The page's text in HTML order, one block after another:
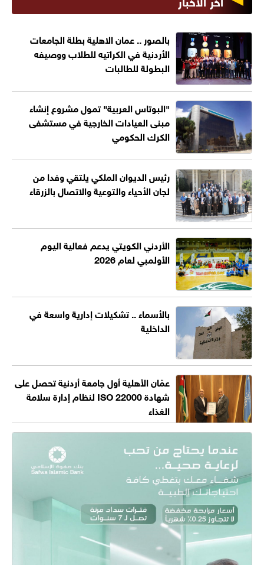
بالصور .. عمان الاهلية بطلة الجامعات
الأردنية في الكراتيه للطلاب ووصيفه
البطولة للطالبات
"البوتاس العربية" تمول مشروع إنشاء
مبنى العيادات الخارجية في مستشفى
الكرك الحكومي
رئيس الديوان الملكي يلتقي وفدا من
لجان الأحياء والتوعية والاتصال بالزرقاء
الأردني الكويتي يدعم فعالية اليوم
الأولمبي لعام 2026
بالأسماء .. تشكيلات إدارية واسعة في
الداخلية
عمّان الأهلية أول جامعة أردنية تحصل على
شهادة ISO 22000 لنظام إدارة سلامة
الغذاء